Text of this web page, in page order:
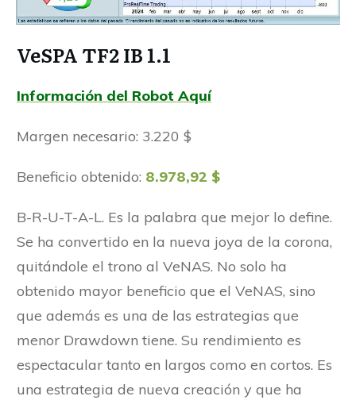
VeSPA TF2 IB 1.1
Información del Robot Aquí
Margen necesario: 3.220 $
Beneficio obtenido: 8.978,92 $
B-R-U-T-A-L. Es la palabra que mejor lo define.
Se ha convertido en la nueva joya de la corona,
quitándole el trono al VeNAS. No solo ha
obtenido mayor beneficio que el VeNAS, sino
que además es una de las estrategias que
menor Drawdown tiene. Su rendimiento es
espectacular tanto en largos como en cortos. Es
una estrategia de nueva creación y que ha